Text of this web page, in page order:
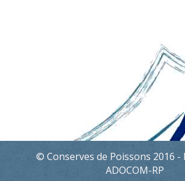
© Conserves de Poissons 2016 -
ADOCOM-RP